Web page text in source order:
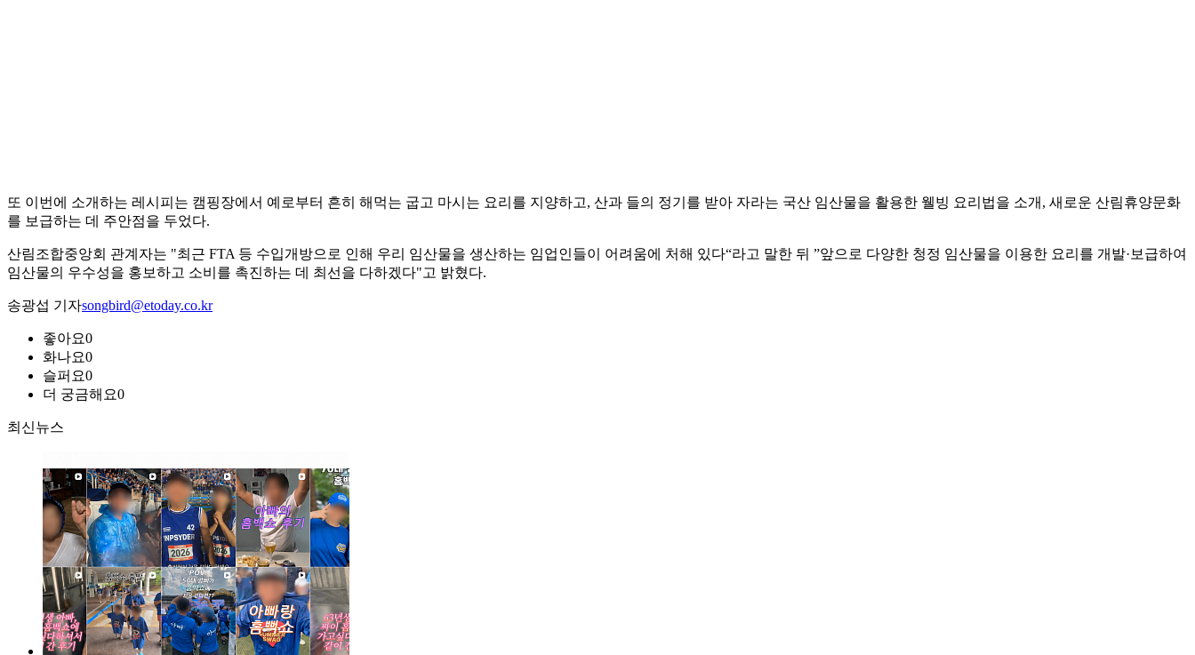
또 이번에 소개하는 레시피는 캠핑장에서 예로부터 흔히 해먹는 굽고 마시는 요리를 지양하고, 산과 들의 정기를 받아 자라는 국산 임산물을 활용한 웰빙 요리법을 소개, 새로운 산림휴양문화
를 보급하는 데 주안점을 두었다.
산림조합중앙회 관계자는 "최근 FTA 등 수입개방으로 인해 우리 임산물을 생산하는 임업인들이 어려움에 처해 있다“라고 말한 뒤 ”앞으로 다양한 청정 임산물을 이용한 요리를 개발·보급하여
임산물의 우수성을 홍보하고 소비를 촉진하는 데 최선을 다하겠다"고 밝혔다.
송광섭 기자songbird@etoday.co.kr
좋아요0
화나요0
슬퍼요0
더 궁금해요0
최신뉴스